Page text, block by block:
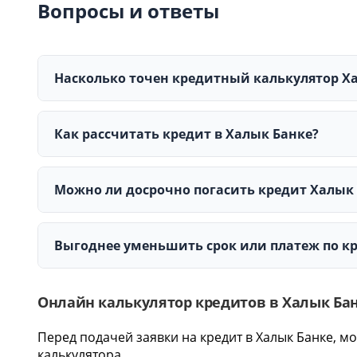
Вопросы и ответы
Насколько точен кредитный калькулятор
Калькулятор выполняет предварительный расчет.
ставка, ГЭСВ, комиссии и другие условия
Как рассчитать кредит в Халык Банке?
Укажите сумму кредита, срок в месяцах, годовую
ежемесячный платеж, общую сумму выплат и
Можно ли досрочно погасить кредит Халык
В личном кабинете и приложении Халык Банка
кредитов без комиссии. При частичном погашении
Выгоднее уменьшить срок или платеж по
долга уменьшается, а проценты начисляются на
платеж увеличивается или не меняется, но общая
Онлайн калькулятор кредитов в Халык
Перед подачей заявки на кредит в Халык Банке,